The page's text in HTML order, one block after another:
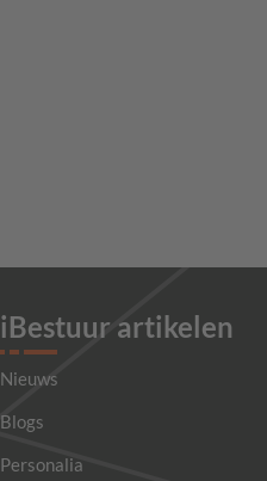
iBestuur artikelen
Nieuws
Blogs
Personalia